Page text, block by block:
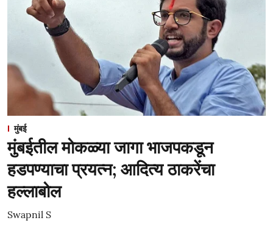
मुंबई
मुंबईतील मोकळ्या जागा भाजपकडून
हडपण्याचा प्रयत्न; आदित्य ठाकरेंचा
हल्लाबोल
Swapnil S